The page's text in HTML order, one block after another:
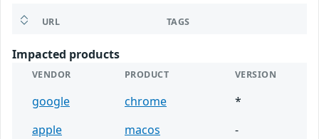
URL TAGS
Impacted products
VENDOR PRODUCT VERSION
google chrome
*
apple
macos
-